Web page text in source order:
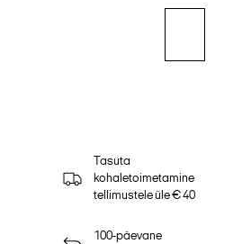
Tasuta
kohaletoimetamine
tellimustele üle € 40
100-päevane